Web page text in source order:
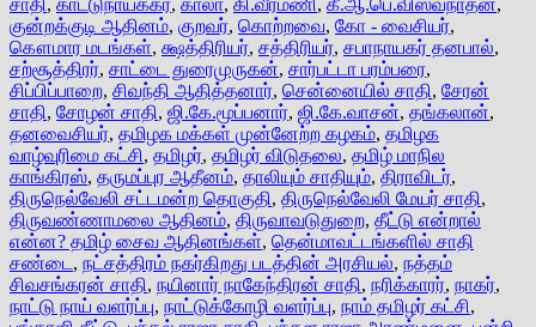
குன்றக்குடி ஆதினம், குறவர், கொற்றவை, கோ - வைசியர்,
கௌமார மடங்கள், க்ஷத்திரியர், சத்திரியர், சபாநாயகர் தனபால்,
சற்சூத்திரர், சாட்டை துரைமுருகன், சார்பட்டா பரம்பரை,
சிப்பிப்பாறை, சிவந்தி ஆதித்தனார், சென்னையில் சாதி, சேரன்
சாதி, சோழன் சாதி, ஜி.கே.மூப்பனார், ஜி.கே.வாசன், தங்கலான்,
தனவைசியர், தமிழக மக்கள் முன்னேற்ற கழகம், தமிழக
வாழ்வுரிமை கட்சி, தமிழர், தமிழர் விடுதலை, தமிழ் மாநில
காங்கிரஸ், தருமப்புர ஆதீனம், தாலியும் சாதியும், திராவிடர்,
திருநெல்வேலி சட்டமன்ற தொகுதி, திருநெல்வேலி மேயர் சாதி,
திருவண்ணாமலை ஆதினம், திருவாவடுதுறை, தீட்டு என்றால்
என்ன? தமிழ் சைவ ஆதினங்கள், தென்மாவட்டங்களில் சாதி
சண்டை , நட்சத்திரம் நகர்கிறது படத்தின் அரசியல், நத்தம்
சிவசங்கரன் சாதி, நயினார் நாகேந்திரன் சாதி, நரிக்காரர், நாகர்,
நாட்டு நாய் வளர்ப்பு, நாட்டுக்கோழி வளர்ப்பு, நாம் தமிழர் கட்சி,